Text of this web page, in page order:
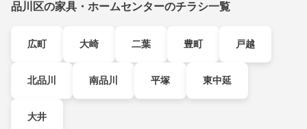
品川区の家具・ホームセンターのチラシ一覧
広町 大崎 二葉 豊町 戸越
北品川 南品川 平塚 東中延
大井